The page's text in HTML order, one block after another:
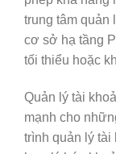
trung tâm quản
cơ sở hạ tầng
tối thiểu hoặc
Quản lý tài
mạnh cho
trình quản lý tài